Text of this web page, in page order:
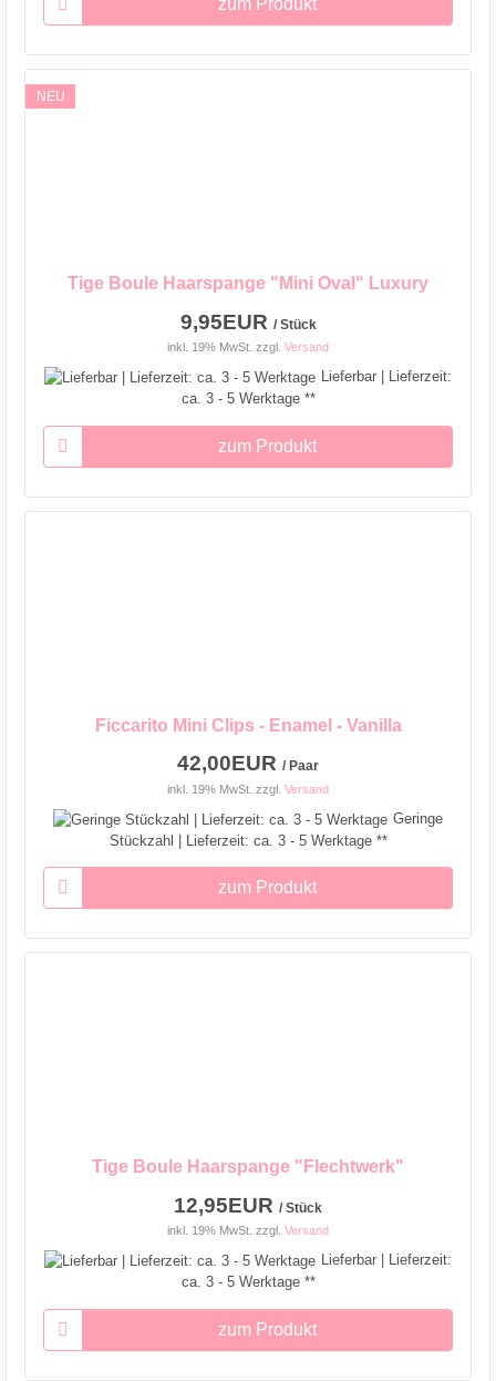
zum Produkt
NEU
Tige Boule Haarspange "Mini Oval" Luxury
9,95EUR / Stück
inkl. 19% MwSt. zzgl. Versand
Lieferbar | Lieferzeit:
ca. 3 - 5 Werktage **
zum Produkt
Ficcarito Mini Clips - Enamel - Vanilla
42,00EUR / Paar
inkl. 19% MwSt. zzgl. Versand
Geringe
Stückzahl | Lieferzeit: ca. 3 - 5 Werktage **
zum Produkt
Tige Boule Haarspange "Flechtwerk"
12,95EUR / Stück
inkl. 19% MwSt. zzgl. Versand
Lieferbar | Lieferzeit:
ca. 3 - 5 Werktage **
zum Produkt